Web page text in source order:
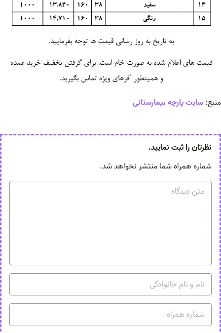
منبع:سایت پارچه بیمارستانی
نظرتان را ثبت نمایید.
شماره همراه شما منتشر نخواهد شد.